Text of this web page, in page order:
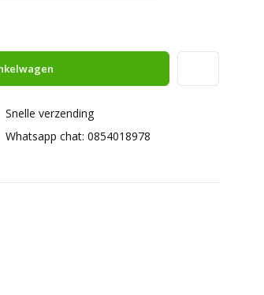
Snelle verzending
Whatsapp chat: 0854018978